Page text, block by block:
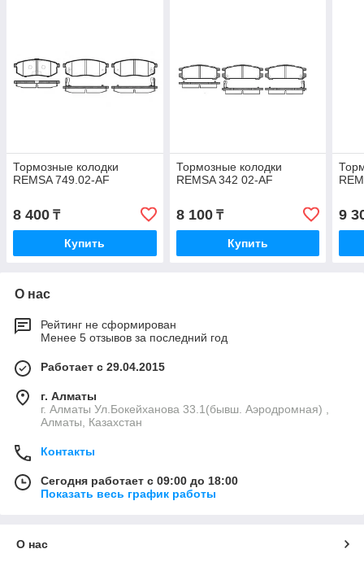
Тормозные колодки
REMSA 749.02-AF
8 400 ₸
Купить
Тормозные колодки
REMSA 342 02-AF
8 100₸
Купить
9
О нас
Рейтинг не сформирован
Менее 5 отзывов за последний год
Работает с 29.04.2015
г. Алматы
г. Алматы Ул.Бокейханова 33.1(бывш. Аэродромная) ,
Алматы, Казахстан
Контакты
Сегодня работает с 09:00 до 18:00
Показать весь график работы
О нас